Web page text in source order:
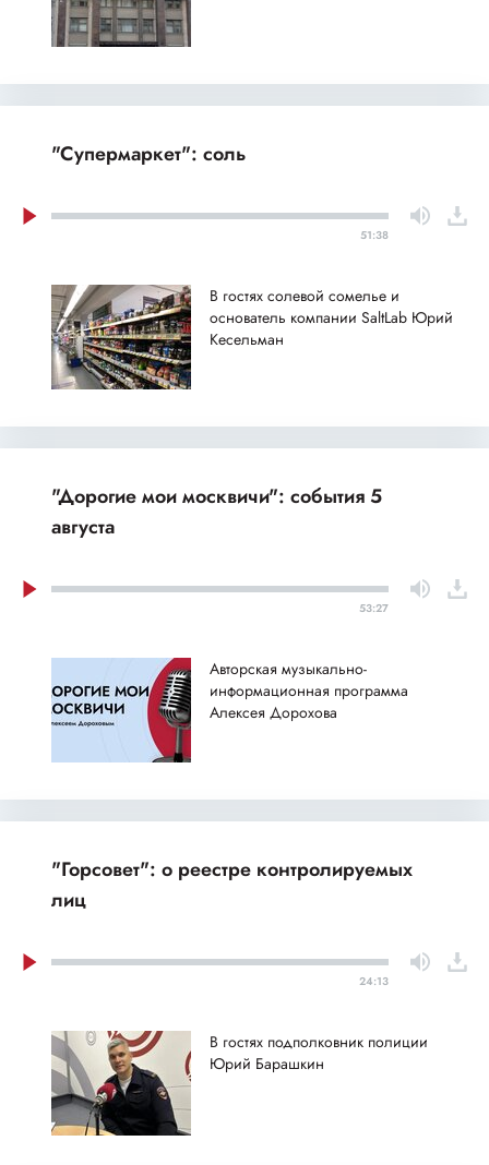
"Супермаркет": соль
51:38
В гостях солевой сомелье и
основатель компании SaltLab Юрий
Кесельман
"Дорогие мои москвичи": события 5
августа
53:27
Авторская музыкально-
информационная программа
Алексея Дорохова
"Горсовет": о реестре контролируемых
лиц
24:13
В гостях подполковник полиции
Юрий Барашкин